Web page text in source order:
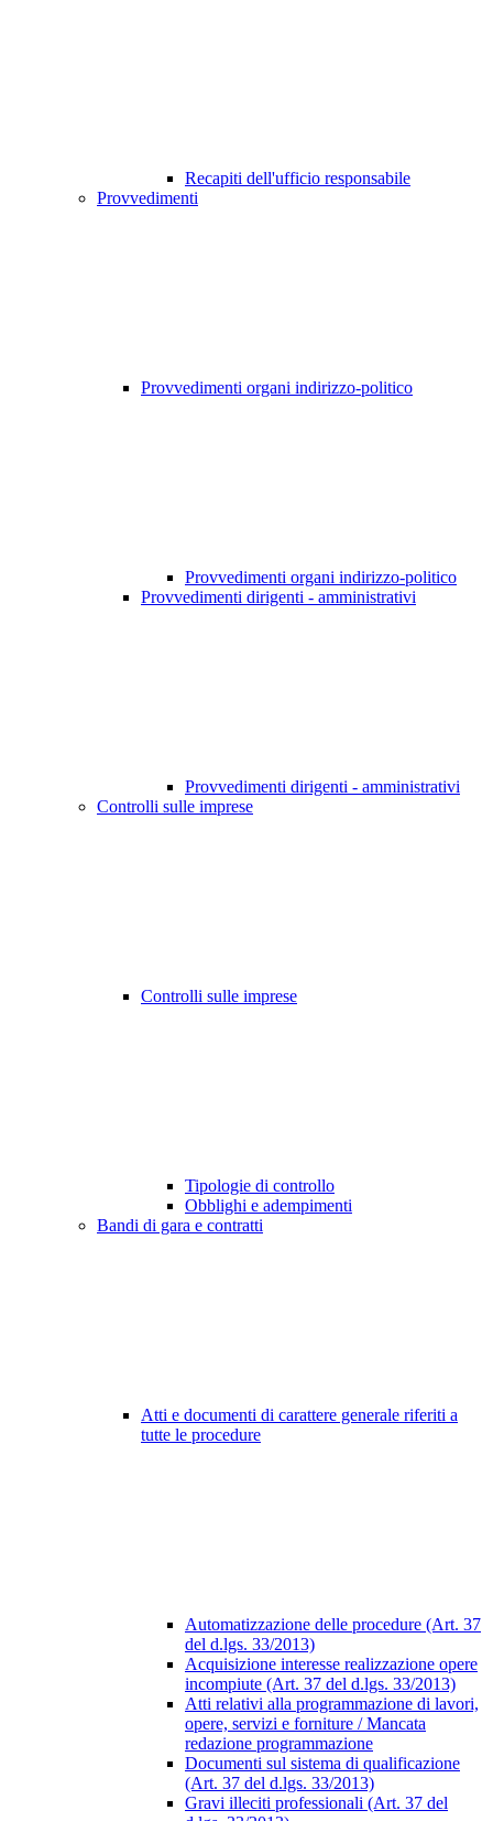
Recapiti dell'ufficio responsabile
Provvedimenti
Provvedimenti organi indirizzo-politico
Provvedimenti organi indirizzo-politico
Provvedimenti dirigenti - amministrativi
Provvedimenti dirigenti - amministrativi
Controlli sulle imprese
Controlli sulle imprese
Tipologie di controllo
Obblighi e adempimenti
Bandi di gara e contratti
Atti e documenti di carattere generale riferiti a
tutte le procedure
Automatizzazione delle procedure (Art. 37
del d.lgs. 33/2013)
Acquisizione interesse realizzazione opere
incompiute (Art. 37 del d.lgs. 33/2013)
Atti relativi alla programmazione di lavori,
opere, servizi e forniture / Mancata
redazione programmazione
Documenti sul sistema di qualificazione
(Art. 37 del d.lgs. 33/2013)
Gravi illeciti professionali (Art. 37 del